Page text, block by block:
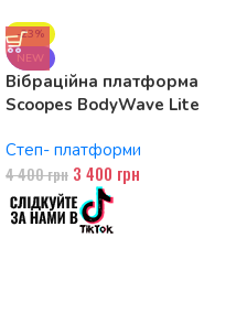
-23%
NEW
Вібраційна платформа
Scoopes BodyWave Lite
Степ- платформи
4 400грн 3 400 грн